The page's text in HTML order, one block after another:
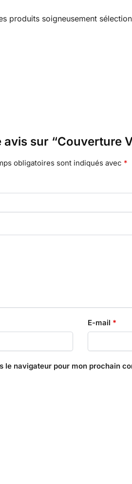
produits soigneusement
sur “Couverture
obligatoires sont indiqués avec *
E-mail *
le navigateur pour mon prochain